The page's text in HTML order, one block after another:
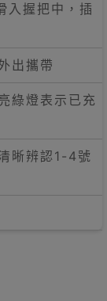
入握把中，插
出攜帶
綠燈表示已充
晰辨認1-4號